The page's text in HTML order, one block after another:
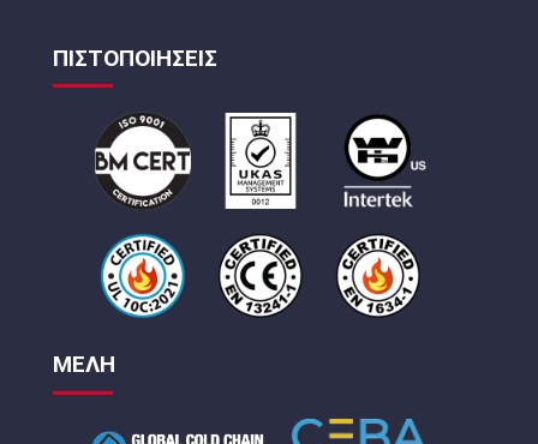
ΠΙΣΤΟΠΟΙΗΣΕΙΣ
ΜΕΛΗ